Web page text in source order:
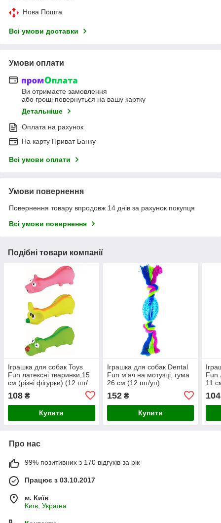
Нова Пошта
Всі умови доставки
Умови оплати
Ви отримаєте замовлення
або гроші повернуться на вашу картку
Детальніше
Оплата на рахунок
На карту Приват Банку
Всі умови оплати
Умови повернення
Повернення товару впродовж 14 днів за рахунок покупця
Всі умови повернення
Подібні товари компанії
Іграшка для собак Toys
Fun латексні тваринки,15
см (різні фігурки) (12 шт/
108 ₴
Купити
Іграшка для собак Dental
Fun м'яч на мотузці, гума
26 см (12 шт/уп)
152₴
Купити
Fun
11
104
Про нас
99% позитивних з 170 відгуків за рік
Працює з 03.10.2017
м. Київ
Київ, Україна